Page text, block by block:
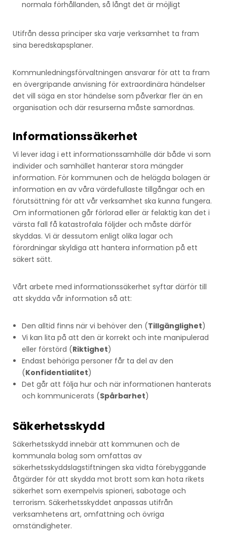
normala förhållanden, så långt det är möjligt
Utifrån dessa principer ska varje verksamhet ta fram
sina beredskapsplaner.
Kommunledningsförvaltningen ansvarar för att ta fram
en övergripande anvisning för extraordinära händelser
det vill säga en stor händelse som påverkar fler än en
organisation och där resurserna måste samordnas.
Informationssäkerhet
Vi lever idag i ett informationssamhälle där både vi som
individer och samhället hanterar stora mängder
information. För kommunen och de helägda bolagen är
information en av våra värdefullaste tillgångar och en
förutsättning för att vår verksamhet ska kunna fungera.
Om informationen går förlorad eller är felaktig kan det i
värsta fall få katastrofala följder och måste därför
skyddas. Vi är dessutom enligt olika lagar och
förordningar skyldiga att hantera information på ett
säkert sätt.
Vårt arbete med informationssäkerhet syftar därför till
att skydda vår information så att:
Den alltid finns när vi behöver den (Tillgänglighet)
Vi kan lita på att den är korrekt och inte manipulerad
eller förstörd (Riktighet)
Endast behöriga personer får ta del av den
(Konfidentialitet)
Det går att följa hur och när informationen hanterats
och kommunicerats (Spårbarhet)
Säkerhetsskydd
Säkerhetsskydd innebär att kommunen och de
kommunala bolag som omfattas av
säkerhetsskyddslagstiftningen ska vidta förebyggande
åtgärder för att skydda mot brott som kan hota rikets
säkerhet som exempelvis spioneri, sabotage och
terrorism. Säkerhetsskyddet anpassas utifrån
verksamhetens art, omfattning och övriga
omständigheter.